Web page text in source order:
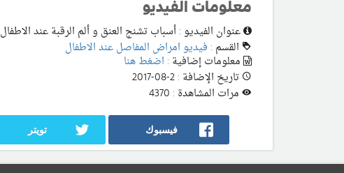
معلومات الفيديو
عنوان الفيديو : أسباب تشنج العنق و ألم الرقبة عند الاطفال
القسم : فيديو امراض المفاصل عند الاطفال
معلومات إضافية : اضغط هنا
تاريخ الإضافة : 2-08-2017
مرات المشاهدة : 4370
فيسبوك تويتر